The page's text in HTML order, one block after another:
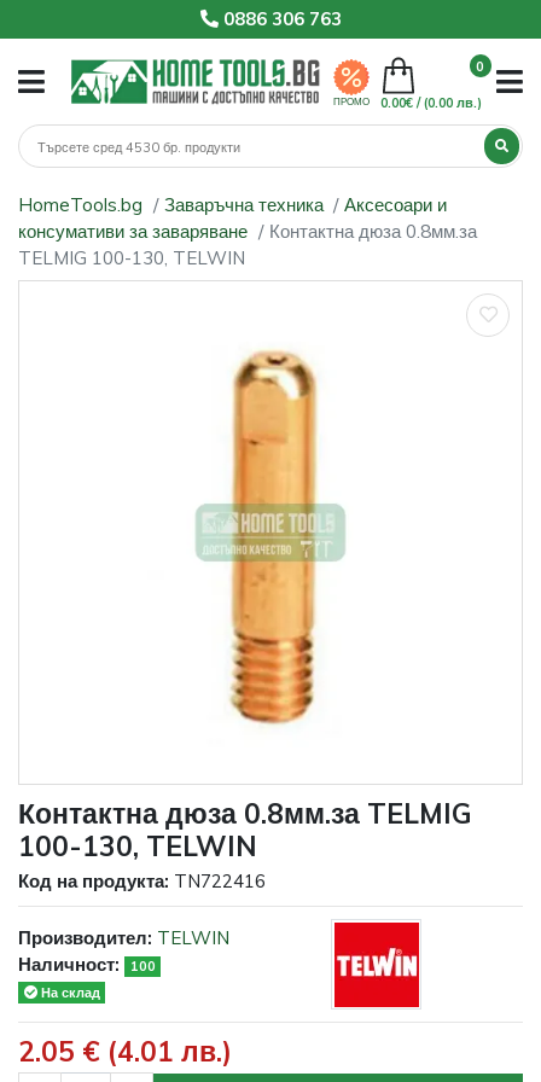
0886 306 763
ПРОМО
0
0.00€ /(0.00 лв.)
HomeTools.bg Заваръчна техника
Аксесоари и
консумативи за заваряване
Контактна дюза 0.8мм.за
TELMIG 100-130, TELWIN
Контактна дюза 0.8мм.за TELMIG
100-130, TELWIN
Код на продукта: TN722416
Производител: TELWIN
Наличност:
100
На склад
2.05 € (4.01 лв.)